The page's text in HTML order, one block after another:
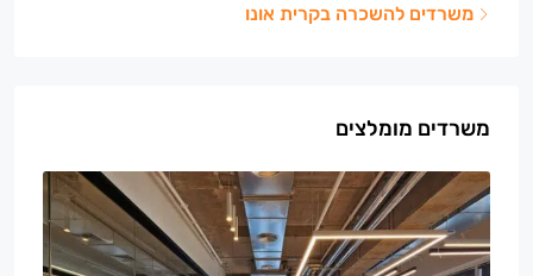
משרדים להשכרה בקרית אונו
משרדים מומלצים